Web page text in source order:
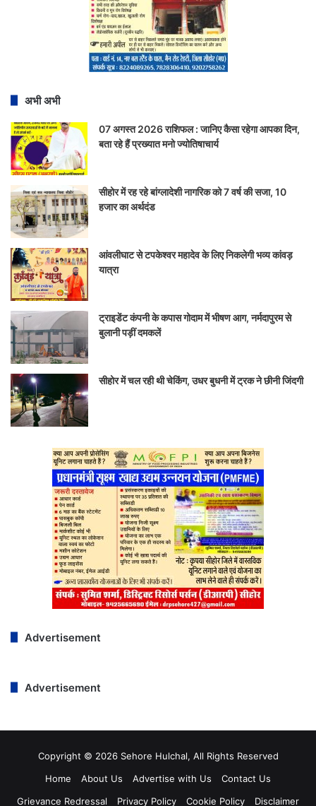
अभी अभी
07 अगस्त 2026 राशिफल : जानिए कैसा रहेगा आपका दिन,
बता रहे हैं प्रख्यात मनो ज्योतिषाचार्य
सीहोर में रह रहे बांग्लादेशी नागरिक को 7 वर्ष की सजा, 10
हजार का अर्थदंड
आंवलीघाट से टपकेश्वर महादेव के लिए निकलेगी भव्य कांवड़
यात्रा
ट्राइडेंट कंपनी के कपास गोदाम में भीषण आग, नर्मदापुरम से
बुलानी पड़ीं दमकलें
सीहोर में चल रही थी चेकिंग, उधर बुधनी में ट्रक ने छीनी जिंदगी
Advertisement
Advertisement
Copyright © 2026 Sehore Hulchal, All Rights Reserved
Home
About Us Advertise with Us
Contact Us
Grievance Redressal
Privacy Policy Cookie Policy Disclaimer